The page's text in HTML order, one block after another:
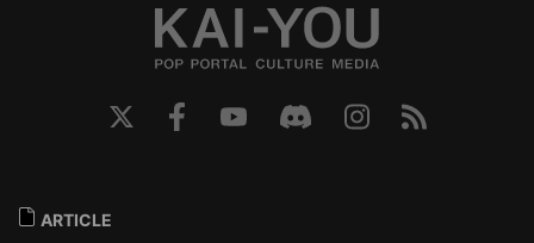
ARTICLE